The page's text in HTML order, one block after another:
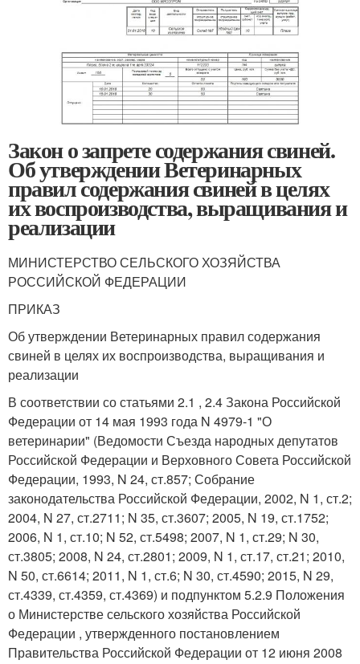
Закон о запрете содержания свиней.
Об утверждении Ветеринарных
правил содержания свиней в целях
их воспроизводства, выращивания и
реализации
МИНИСТЕРСТВО СЕЛЬСКОГО ХОЗЯЙСТВА
РОССИЙСКОЙ ФЕДЕРАЦИИ
ПРИКАЗ
Об утверждении Ветеринарных правил содержания
свиней в целях их воспроизводства, выращивания и
реализации
В соответствии со статьями 2.1 , 2.4 Закона Российской
Федерации от 14 мая 1993 года N 4979-1 "О
ветеринарии" (Ведомости Съезда народных депутатов
Российской Федерации и Верховного Совета Российской
Федерации, 1993, N 24, ст.857; Собрание
законодательства Российской Федерации, 2002, N 1, ст.2;
2004, N 27, ст.2711; N 35, ст.3607; 2005, N 19, ст.1752;
2006, N 1, ст.10; N 52, ст.5498; 2007, N 1, ст.29; N 30,
ст.3805; 2008, N 24, ст.2801; 2009, N 1, ст.17, ст.21; 2010,
N 50, ст.6614; 2011, N 1, ст.6; N 30, ст.4590; 2015, N 29,
ст.4339, ст.4359, ст.4369) и подпунктом 5.2.9 Положения
о Министерстве сельского хозяйства Российской
Федерации , утвержденного постановлением
Правительства Российской Федерации от 12 июня 2008